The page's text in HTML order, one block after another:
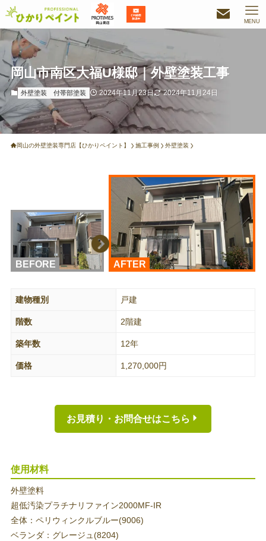
MENU
岡山市南区大福U様邸｜外壁塗装工事
外壁塗装 付帯部塗装 2024年11月23日 2024年11月24日
岡山の外壁塗装専門店【ひかりペイント】 施工事例 外壁塗装
BEFORE AFTER
建物種別 戸建
階数 2階建
築年数 12年
価格 1,270,000円
お見積り・お問合せはこちら
使用材料
外壁塗料
超低汚染プラチナリファイン2000MF-IR
全体：ペリウィンクルブルー(9006)
ベランダ：グレージュ(8204)